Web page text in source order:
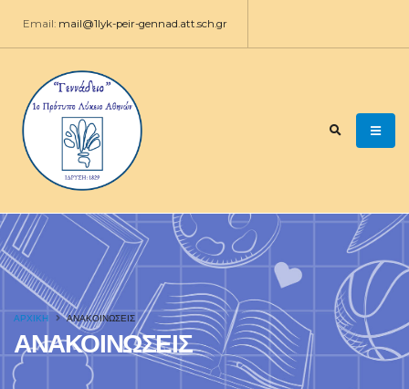
Email: mail@1lyk-peir-gennad.att.sch.gr
ΑΝΑΚΟΙΝΩΣΕΙΣ
ΑΡΧΙΚΉ ΑΝΑΚΟΙΝΩΣΕΙΣ